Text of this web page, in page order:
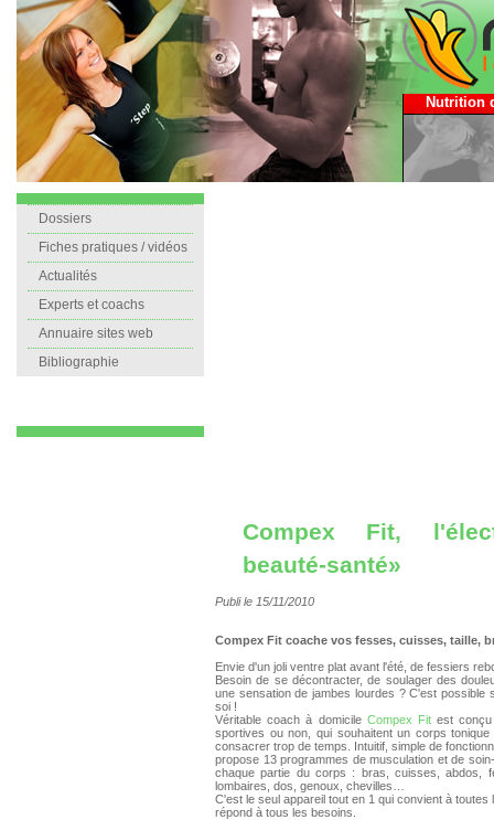
Nutrition
Dossiers
Fiches pratiques / vidéos
Actualités
Experts et coachs
Annuaire sites web
Bibliographie
Compex Fit,
beauté-santé»
Publi le 15/11/2010
Compex Fit coache vos fesses, cuisses, taille,
Envie d'un joli ventre plat avant l'été, de fessiers
Besoin de se décontracter, de soulager des
une sensation de jambes lourdes ? C'est possible
soi !
Véritable coach à domicile Compex Fit est
sportives ou non, qui souhaitent un corps
consacrer trop de temps. Intuitif, simple de
propose 13 programmes de musculation et de
chaque partie du corps : bras, cuisses, abdos,
lombaires, dos, genoux, chevilles…
C'est le seul appareil tout en 1 qui convient à toutes
répond à tous les besoins.